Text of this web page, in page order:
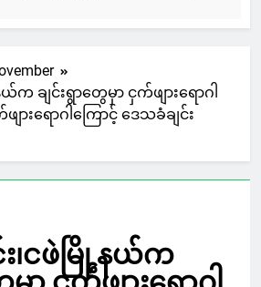
ချင်းရွာတွေမှာ ငှက်ဖျားရောဂါ
ဖျားရောဂါကြောင့် ဒေသခံချင်း
၊ငဖဲမြို့နယ်က